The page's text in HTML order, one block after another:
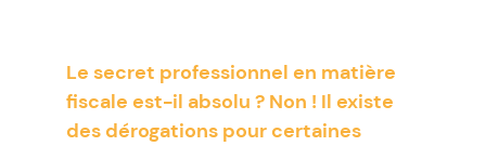
Le secret professionnel en matière
fiscale est-il absolu ? Non ! Il existe
des dérogations pour certaines